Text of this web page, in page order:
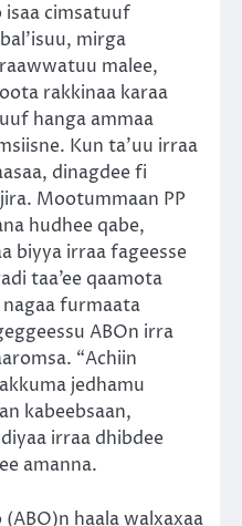
isaa cimsatuuf
mirga
malee,
rakkinaa karaa
hanga ammaa
Kun ta’uu irraa
dinagdee fi
Mootummaan PP
hudhee qabe,
biyya irraa fageesse
taa’ee qaamota
furmaata
ABOn irra
“Achiin
jedhamu
kabeebsaan,
irraa dhibdee
amanna.
haala walxaxaa